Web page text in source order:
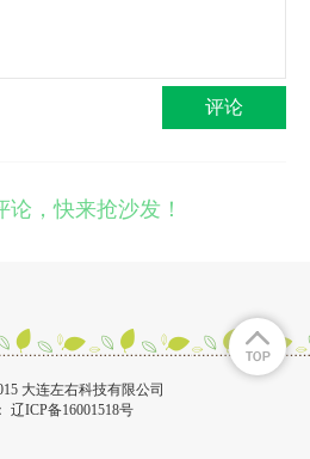
评论
论，快来抢沙发！
大连左右科技有限公司
辽ICP备16001518号